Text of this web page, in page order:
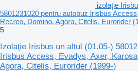
izolaţie
5801231020 pentru autobuz Irisbus
Recreo, Domino, Agora, Citelis, Eurorider
5
Izolaţie Irisbus un altul (01.05-)
Irisbus Access, Evadys, Axer,
Agora, Citelis, Eurorider (1999-)